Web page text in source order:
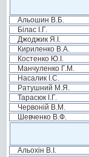
Альошин В.Б.
Білас І.Г.
Джоджик Я.І.
Кириленко В.А.
Костенко Ю.І.
Манчуленко Г.М.
Насалик І.С.
Ратушний М.Я.
Тарасюк І.Г.
Червоній В.М.
Шевченко В.Ф.
Альохін В.І.